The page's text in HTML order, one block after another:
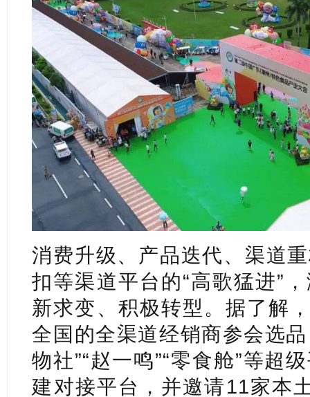
消费升级、产品迭代、渠道
扣等渠道平台的“高歌猛进”
新求变、积极转型。据了解
全国的全渠道经销商参会选
物社”“赵一鸣”“零食舱”等超
建对接平台，并邀请11家本